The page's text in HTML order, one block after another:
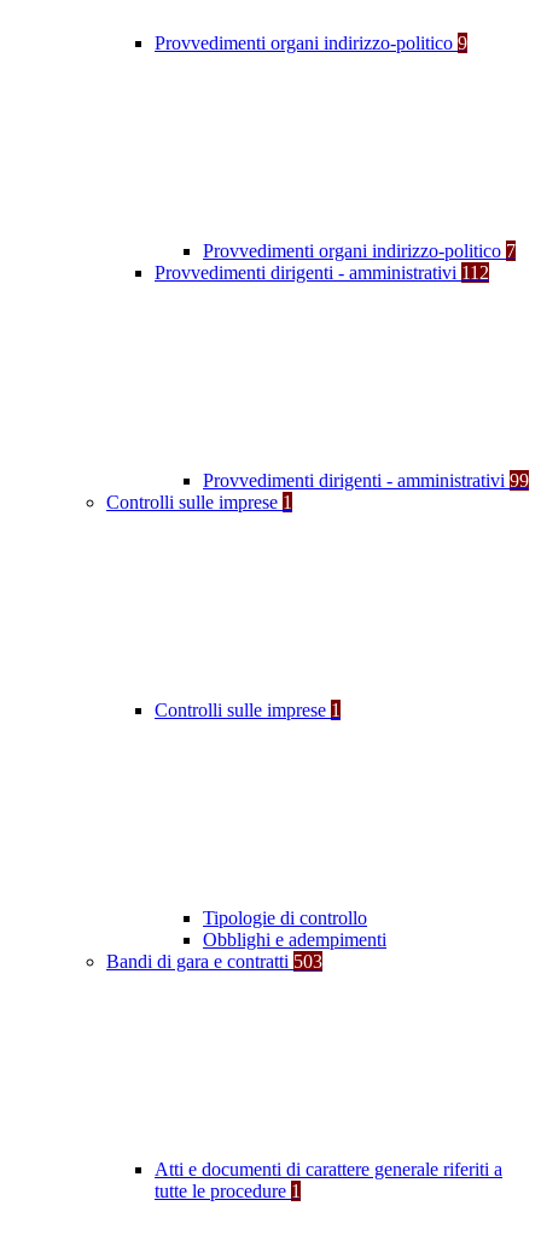
Provvedimenti organi indirizzo-politico 9
Provvedimenti organi indirizzo-politico 7
Provvedimenti dirigenti - amministrativi 112
Provvedimenti dirigenti - amministrativi 99
Controlli sulle imprese 1
Controlli sulle imprese 1
Tipologie di controllo
Obblighi e adempimenti
Bandi di gara e contratti 503
Atti e documenti di carattere generale riferiti a
tutte le procedure 1